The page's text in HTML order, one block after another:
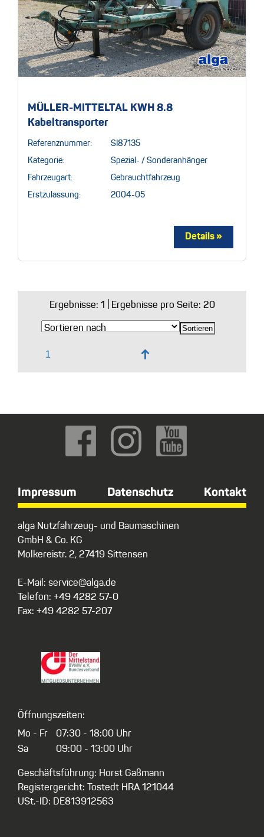
MÜLLER-MITTELTAL KWH 8.8
Kabeltransporter
Referenznummer: SI87135
Kategorie: Spezial- / Sonderanhänger
Fahrzeugart: Gebrauchtfahrzeug
Erstzulassung: 2004-05
Ergebnisse: 1 | Ergebnisse pro Seite: 20
↑
Impressum Datenschutz Kontakt
alga Nutzfahrzeug- und Baumaschinen
GmbH & Co. KG
Molkereistr. 2, 27419 Sittensen
E-Mail: service@alga.de
Telefon: +49 4282 57-0
Fax: +49 4282 57-207
Öffnungszeiten:
Mo - Fr
Sa
07:30 - 18:00 Uhr
09:00 - 13:00 Uhr
Geschäftsführung: Horst Gaßmann
Registergericht: Tostedt HRA 121044
USt.-ID: DE813912563